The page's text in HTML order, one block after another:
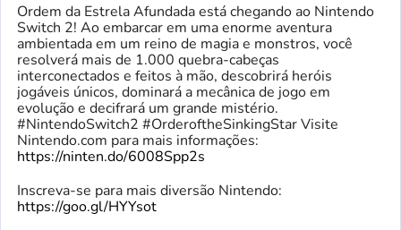
Ordem da Estrela Afundada está chegando ao Nintendo
Switch 2! Ao embarcar em uma enorme aventura
ambientada em um reino de magia e monstros, você
resolverá mais de 1.000 quebra-cabeças
interconectados e feitos à mão, descobrirá heróis
jogáveis ​​únicos, dominará a mecânica de jogo em
evolução e decifrará um grande mistério.
#NintendoSwitch2 #OrderoftheSinkingStar Visite
Nintendo.com para mais informações:
https://ninten.do/6008Spp2s
Inscreva-se para mais diversão Nintendo:
https://goo.gl/HYYsot